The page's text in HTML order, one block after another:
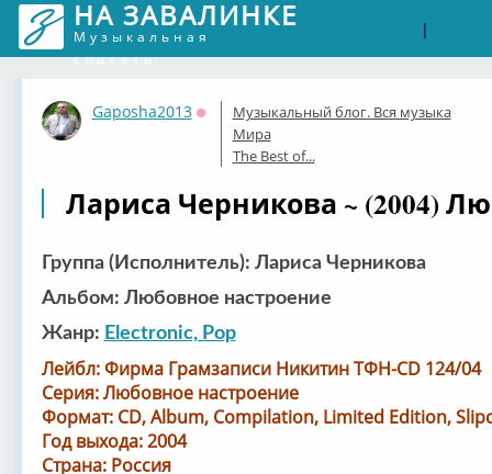
НА ЗАВАЛИНКЕ
Музыкальная
соцсеть
|
Gaposha2013
Оффлайн
Музыкальный блог. Вся музыка
Мира
The Best of...
Лариса Черникова ~ (2004)
Группа (Исполнитель): Лариса Черникова
Альбом: Любовное настроение
Жанр: Electronic, Pop
Лейбл: Фирма Грамзаписи Никитин ТФН-CD 124/04
Серия: Любовное настроение
Формат: CD, Album, Compilation, Limited Edition,
Год выхода: 2004
Страна: Россия